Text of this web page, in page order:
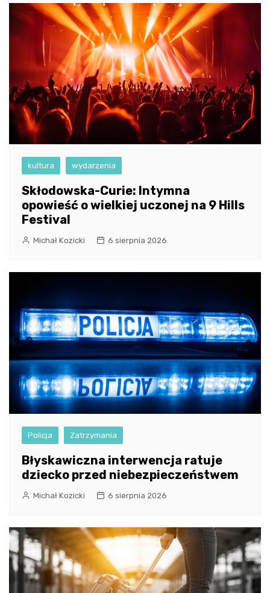
kultura wydarzenia
Skłodowska-Curie: Intymna
opowieść o wielkiej uczonej na 9 Hills
Festival
Michał Kozicki 6 sierpnia 2026
Policja Zatrzymania
Błyskawiczna interwencja ratuje
dziecko przed niebezpieczeństwem
Michał Kozicki 6 sierpnia 2026